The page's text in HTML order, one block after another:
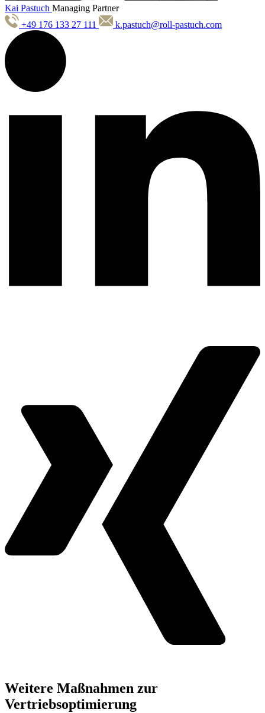
Kai Pastuch Managing Partner
+49 176 133 27 111
k.pastuch@roll-pastuch.com
Weitere Maßnahmen zur
Vertriebsoptimierung